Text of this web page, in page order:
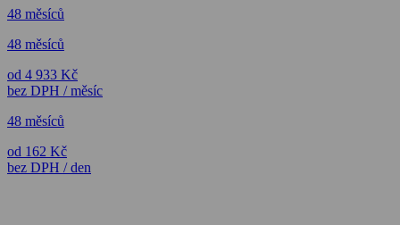
48 měsíců
48 měsíců
od 4 933 Kč
bez DPH / měsíc
48 měsíců
od 162 Kč
bez DPH / den